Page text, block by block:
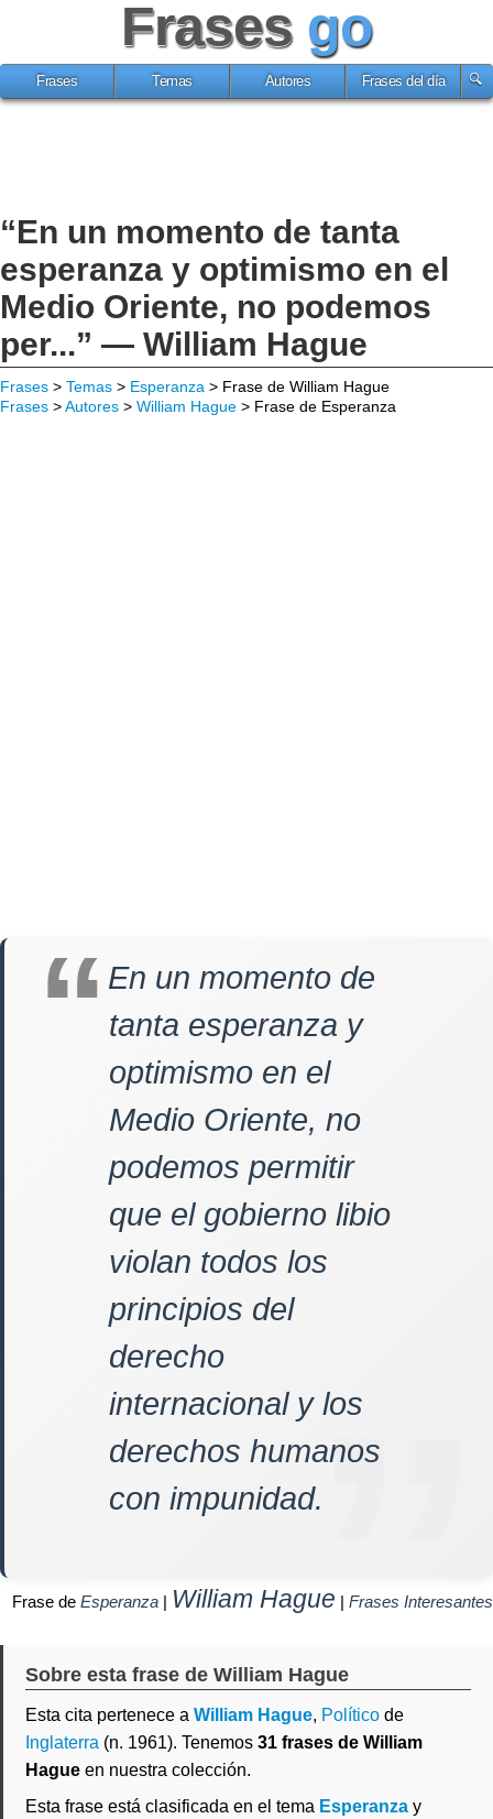
Frases go
Frases Temas Autores Frases del día
“En un momento de tanta
esperanza y optimismo en el
Medio Oriente, no podemos
per...” — William Hague
Frases > Temas > Esperanza > Frase de William Hague
Frases >Autores > William Hague > Frase de Esperanza
En un momento de
tanta esperanza y
optimismo en el
Medio Oriente, no
podemos permitir
que el gobierno libio
violan todos los
principios del
derecho
internacional y los
derechos humanos
con impunidad.
Frase de Esperanza | William Hague | Frases Interesantes
Sobre esta frase de William Hague
Esta cita pertenece a William Hague, Político de
Inglaterra (n. 1961). Tenemos 31 frases de William
Hague en nuestra colección.
Esta frase está clasificada en el tema Esperanza y